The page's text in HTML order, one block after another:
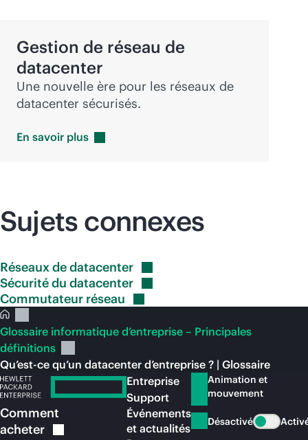
Gestion de réseau de
datacenter
Une nouvelle ère pour les réseaux de
datacenter sécurisés.
En savoir plus
Sujets connexes
Réseaux dedatacenter
Sécurité du datacenter
Commutateur réseau
Glossaire informatique d’entreprise – Principales
définitions
Qu’est-ce qu’un datacenter d’entreprise ? | Glossaire
Comment
acheter
Entreprise
Support
Événements
et actualités
Animation et
mouvement
Désactivé